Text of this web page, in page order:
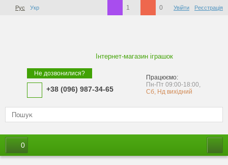
1 0 Увійти Реєстрація
Рус Укр
Інтернет-магазин іграшок
Не дозвонилися?
+38 (096) 987-34-65
Працюємо:
Пн-Пт 09:00-18:00,
Сб, Нд вихідний
0